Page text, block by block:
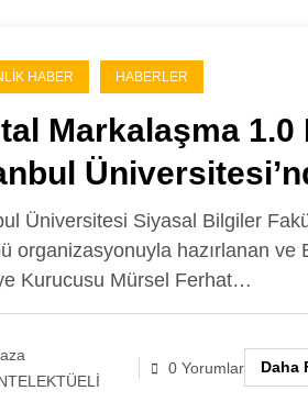
HABER HABERLER
Markalaşma 1.0
Üniversitesi Siyasal Bilgiler
organizasyonuyla hazırlanan ve
Kurucusu Mürsel Ferhat…
0 Yorumlar Daha